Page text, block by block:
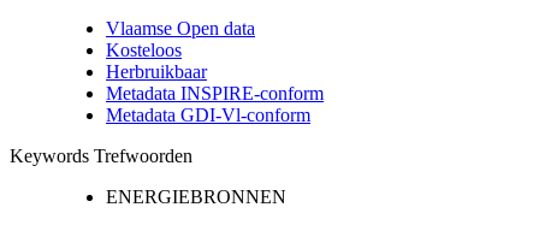
Vlaamse Open data
Kosteloos
Herbruikbaar
Metadata INSPIRE-conform
Metadata GDI-Vl-conform
Keywords Trefwoorden
ENERGIEBRONNEN